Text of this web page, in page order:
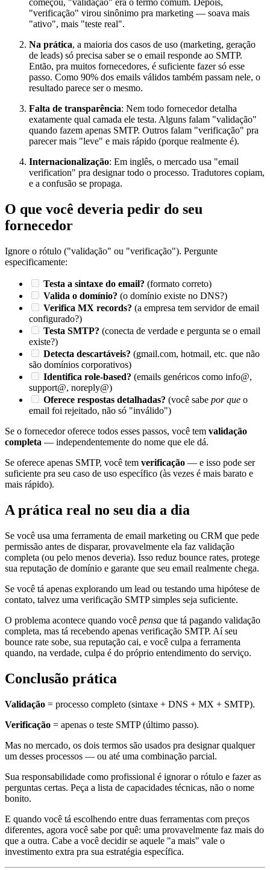
começou, "validação" era o termo comum. Depois,
"verificação" virou sinônimo pra marketing — soava mais
"ativo", mais "teste real".
Na prática, a maioria dos casos de uso (marketing, geração
de leads) só precisa saber se o email responde ao SMTP.
Então, pra muitos fornecedores, é suficiente fazer só esse
passo. Como 90% dos emails válidos também passam nele, o
resultado parece ser o mesmo.
Falta de transparência: Nem todo fornecedor detalha
exatamente qual camada ele testa. Alguns falam "validação"
quando fazem apenas SMTP. Outros falam "verificação" pra
parecer mais "leve" e mais rápido (porque realmente é).
Internacionalização: Em inglês, o mercado usa "email
verification" pra designar todo o processo. Tradutores copiam,
e a confusão se propaga.
O que você deveria pedir do seu
fornecedor
Ignore o rótulo ("validação" ou "verificação"). Pergunte
especificamente:
Testa a sintaxe do email? (formato correto)
Valida o domínio? (o domínio existe no DNS?)
Verifica MX records? (a empresa tem servidor de email
configurado?)
Testa SMTP? (conecta de verdade e pergunta se o email
existe?)
Detecta descartáveis? (gmail.com, hotmail, etc. que não
são domínios corporativos)
Identifica role-based? (emails genéricos como info@,
support@, noreply@)
Oferece respostas detalhadas? (você sabe por que o
email foi rejeitado, não só "inválido")
Se o fornecedor oferece todos esses passos, você tem validação
completa — independentemente do nome que ele dá.
Se oferece apenas SMTP, você tem verificação — e isso pode ser
suficiente pra seu caso de uso específico (às vezes é mais barato e
mais rápido).
A prática real no seu dia a dia
Se você usa uma ferramenta de email marketing ou CRM que pede
permissão antes de disparar, provavelmente ela faz validação
completa (ou pelo menos deveria). Isso reduz bounce rates, protege
sua reputação de domínio e garante que seu email realmente chega.
Se você tá apenas explorando um lead ou testando uma hipótese de
contato, talvez uma verificação SMTP simples seja suficiente.
O problema acontece quando você pensa que tá pagando validação
completa, mas tá recebendo apenas verificação SMTP. Aí seu
bounce rate sobe, sua reputação cai, e você culpa a ferramenta
quando, na verdade, culpa é do próprio entendimento do serviço.
Conclusão prática
Validação = processo completo (sintaxe + DNS + MX + SMTP).
Verificação = apenas o teste SMTP (último passo).
Mas no mercado, os dois termos são usados pra designar qualquer
um desses processos — ou até uma combinação parcial.
Sua responsabilidade como profissional é ignorar o rótulo e fazer as
perguntas certas. Peça a lista de capacidades técnicas, não o nome
bonito.
E quando você tá escolhendo entre duas ferramentas com preços
diferentes, agora você sabe por quê: uma provavelmente faz mais do
que a outra. Cabe a você decidir se aquele "a mais" vale o
investimento extra pra sua estratégia específica.